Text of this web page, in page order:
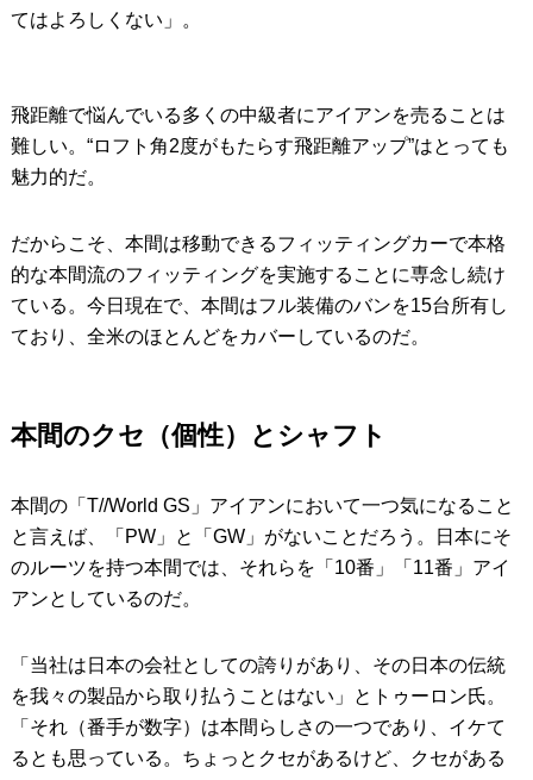
てはよろしくない」。
飛距離で悩んでいる多くの中級者にアイアンを売ることは
難しい。“ロフト角2度がもたらす飛距離アップ”はとっても
魅力的だ。
だからこそ、本間は移動できるフィッティングカーで本格
的な本間流のフィッティングを実施することに専念し続け
ている。今日現在で、本間はフル装備のバンを15台所有し
ており、全米のほとんどをカバーしているのだ。
本間のクセ（個性）とシャフト
本間の「T//World GS」アイアンにおいて一つ気になること
と言えば、「PW」と「GW」がないことだろう。日本にそ
のルーツを持つ本間では、それらを「10番」「11番」アイ
アンとしているのだ。
「当社は日本の会社としての誇りがあり、その日本の伝統
を我々の製品から取り払うことはない」とトゥーロン氏。
「それ（番手が数字）は本間らしさの一つであり、イケて
るとも思っている。ちょっとクセがあるけど、クセがある